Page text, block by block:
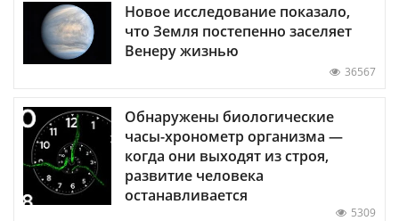
Новое исследование показало,
что Земля постепенно заселяет
Венеру жизнью
36567
Обнаружены биологические
часы-хронометр организма —
когда они выходят из строя,
развитие человека
останавливается
5309